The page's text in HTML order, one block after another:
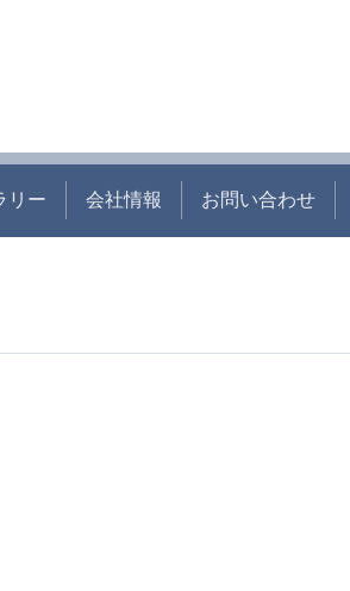
リー 会社情報 お問い合わせ